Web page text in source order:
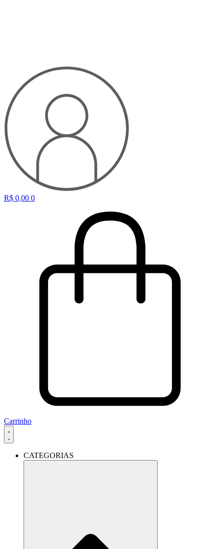
R$ 0,00 0
Carrinho
CATEGORIAS